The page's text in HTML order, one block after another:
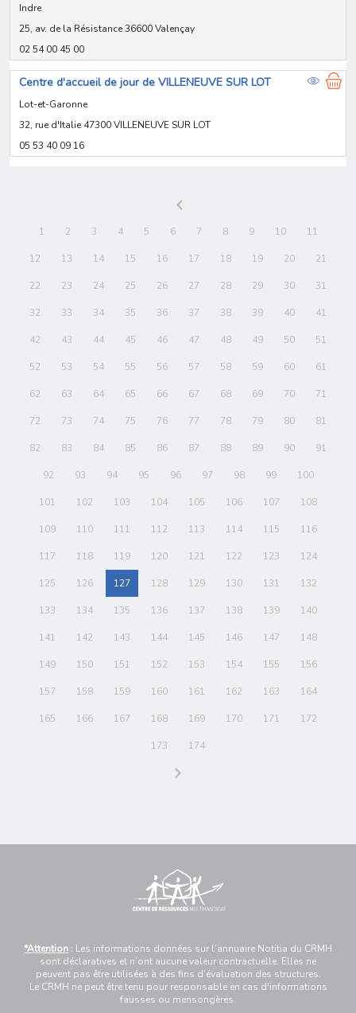
Indre
25, av. de la Résistance 36600 Valençay
02 54 00 45 00
Centre d'accueil de jour de VILLENEUVE SUR LOT
Lot-et-Garonne
32, rue d'Italie 47300 VILLENEUVE SUR LOT
05 53 40 09 16
1 2 3 4 5 6 7 8 9 10 11
12 13 14 15 16 17 18 19 20 21
22 23 24 25 26 27 28 29 30 31
32 33 34 35 36 37 38 39 40 41
42 43 44 45 46 47 48 49 50 51
52 53 54 55 56 57 58 59 60 61
62 63 64 65 66 67 68 69 70 71
72 73 74 75 76 77 78 79 80 81
82 83 84 85 86 87 88 89 90 91
92 93 94 95 96 97 98 99 100
101 102 103 104 105 106 107 108
109 110 111 112 113 114 115 116
117 118 119 120 121 122 123 124
125 126 127 128 129 130 131 132
133 134 135 136 137 138 139 140
141 142 143 144 145 146 147 148
149 150 151 152 153 154 155 156
157 158 159 160 161 162 163 164
165 166 167 168 169 170 171 172
173 174
*Attention : Les informations données sur l’annuaire Notitia du CRMH
sont déclaratives et n’ont aucune valeur contractuelle. Elles ne
peuvent pas être utilisées à des fins d’évaluation des structures.
Le CRMH ne peut être tenu pour responsable en cas d'informations
fausses ou mensongères.